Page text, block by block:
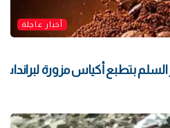
أخبار عاجلة
بتطبع أكياس مزورة لبراندات